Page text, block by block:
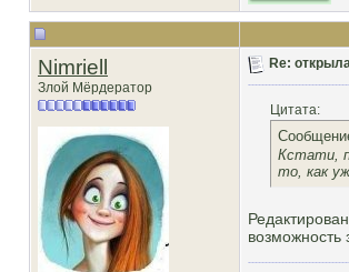
Nimriell
Злой Мёрдератор
Re:
Цитата:
Кстати,
то, как
возможность